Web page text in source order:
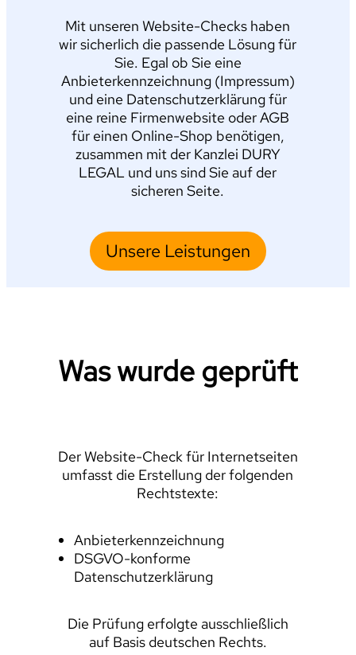
Mit unseren Website-Checks haben
wir sicherlich die passende Lösung für
Sie. Egal ob Sie eine
Anbieterkennzeichnung (Impressum)
und eine Datenschutzerklärung für
eine reine Firmenwebsite oder AGB
für einen Online-Shop benötigen,
zusammen mit der Kanzlei DURY
LEGAL und uns sind Sie auf der
sicheren Seite.
Unsere Leistungen
Was wurde geprüft
Der Website-Check für Internetseiten
umfasst die Erstellung der folgenden
Rechtstexte:
Anbieterkennzeichnung
DSGVO-konforme
Datenschutzerklärung
Die Prüfung erfolgte ausschließlich
auf Basis deutschen Rechts.